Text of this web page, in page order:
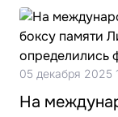
05 декабря 2025
На